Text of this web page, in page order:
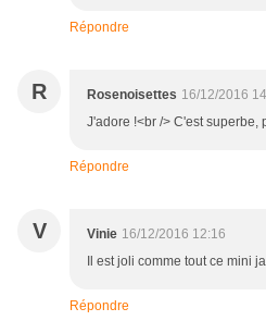
Répondre
R Rosenoisettes 16/12/2016
J'adore !<br /> C'est superbe,
Répondre
V Vinie 16/12/2016 12:16
Il est joli comme tout ce mini
Répondre